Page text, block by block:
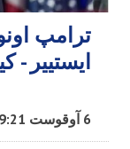
ترامپ
ایستییر -
6 آوقوست 19:21